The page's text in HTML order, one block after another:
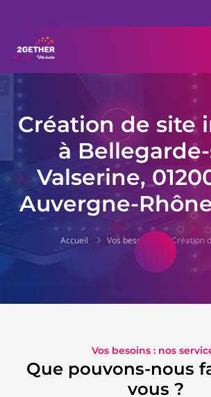
Création de site
à
Valserine,
Auvergne-
Accueil Vos besoins Création
Vos besoins : nos
Que pouvons-nous
vous ?